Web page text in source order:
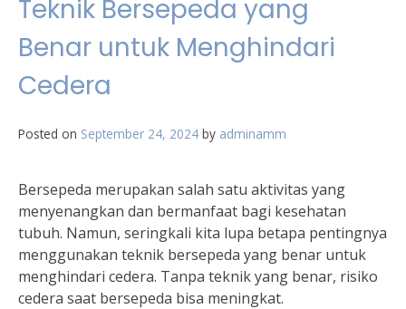
Teknik Bersepeda yang
Benar untuk Menghindari
Cedera
Posted on September 24, 2024 by adminamm
Bersepeda merupakan salah satu aktivitas yang
menyenangkan dan bermanfaat bagi kesehatan
tubuh. Namun, seringkali kita lupa betapa pentingnya
menggunakan teknik bersepeda yang benar untuk
menghindari cedera. Tanpa teknik yang benar, risiko
cedera saat bersepeda bisa meningkat.